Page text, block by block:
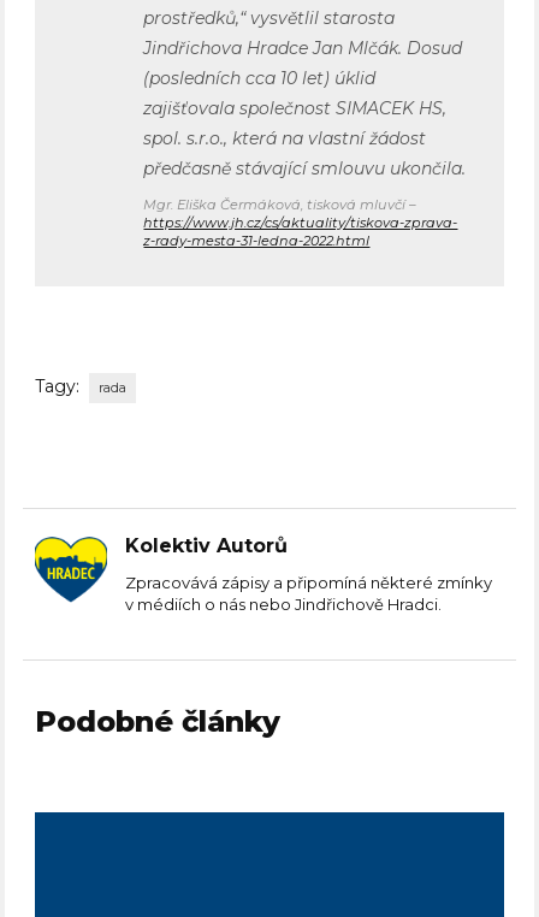
prostředků,“ vysvětlil starosta
Jindřichova Hradce Jan Mlčák. Dosud
(posledních cca 10 let) úklid
zajišťovala společnost SIMACEK HS,
spol. s.r.o., která na vlastní žádost
předčasně stávající smlouvu ukončila.
Mgr. Eliška Čermáková, tisková mluvčí –
https://www.jh.cz/cs/aktuality/tiskova-zprava-
z-rady-mesta-31-ledna-2022.html
Tagy: rada
Kolektiv Autorů
Zpracovává zápisy a připomíná některé zmínky
v médiích o nás nebo Jindřichově Hradci.
Podobné články